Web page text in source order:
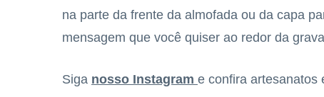
na parte da frente da almofada ou da capa
mensagem que você quiser ao redor da
Siga nosso Instagram e confira artesanatos